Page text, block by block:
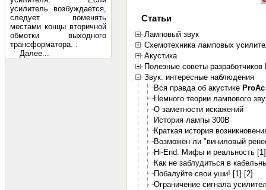
усилитель возбуждается,
следует поменять
местами концы вторичной
обмотки выходного
трансформатора. .
Далее...
Статьи
Ламповый звук
Схемотехника ламповых
Акустика
Полезные советы разработчиков
Звук: интересные наблюдения
Вся правда об акустике ProAc
Немного теории лампового
О заметности искажений
История лампы 300B
Краткая история
Возможен ли "виниловый
Hi-End: Мифы и реальность [1]
Как не заблудиться в
Побалуйте свои уши! [1] [2]
Ограничение сигнала